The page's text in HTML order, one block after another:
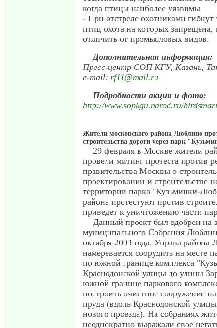
когда птицы наиболее уязвимы.
- При отстреле охотниками
птиц охота на которых
отличить от промысловых видов.
Дополнительная информация:
Пресс-центр СОП КГУ, Казань,
e-mail: rf11@mail.ru
Подробности акции и фото:
http://www.sopkgu.narod.ru/
Жители московского района Люблино
строительства дороги через парк
29 февраля в Москве жители
провели митинг протеста против
правительства Москвы о
проектировании и строительстве
территории парка "Кузьминки-
района протестуют против
приведет к уничтожению части
Данный проект был одобрен на
муниципального Собрания
октября 2003 года. Управа района
намеревается соорудить на месте
по южной границе комплекса
Краснодонской улицы до улицы
южной границе паркового
построить очистное сооружение
пруда (вдоль Краснодонской
нового проезда). На собраниях
неоднократно выражали свое